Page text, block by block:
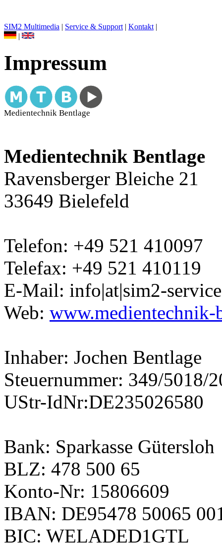
SIM2 Multimedia | Service & Support | Kontakt |
|
Impressum
Medientechnik Bentlage
Ravensberger Bleiche 21
33649 Bielefeld
Telefon: +49 521 410097
Telefax: +49 521 410119
E-Mail: info|at|sim2-
Web: www.medientechnik-
Inhaber: Jochen Bentlage
Steuernummer: 349/5018/
UStr-IdNr:DE235026580
Bank: Sparkasse Gütersloh
BLZ: 478 500 65
Konto-Nr: 15806609
IBAN: DE95478 50065
BIC: WELADED1GTL